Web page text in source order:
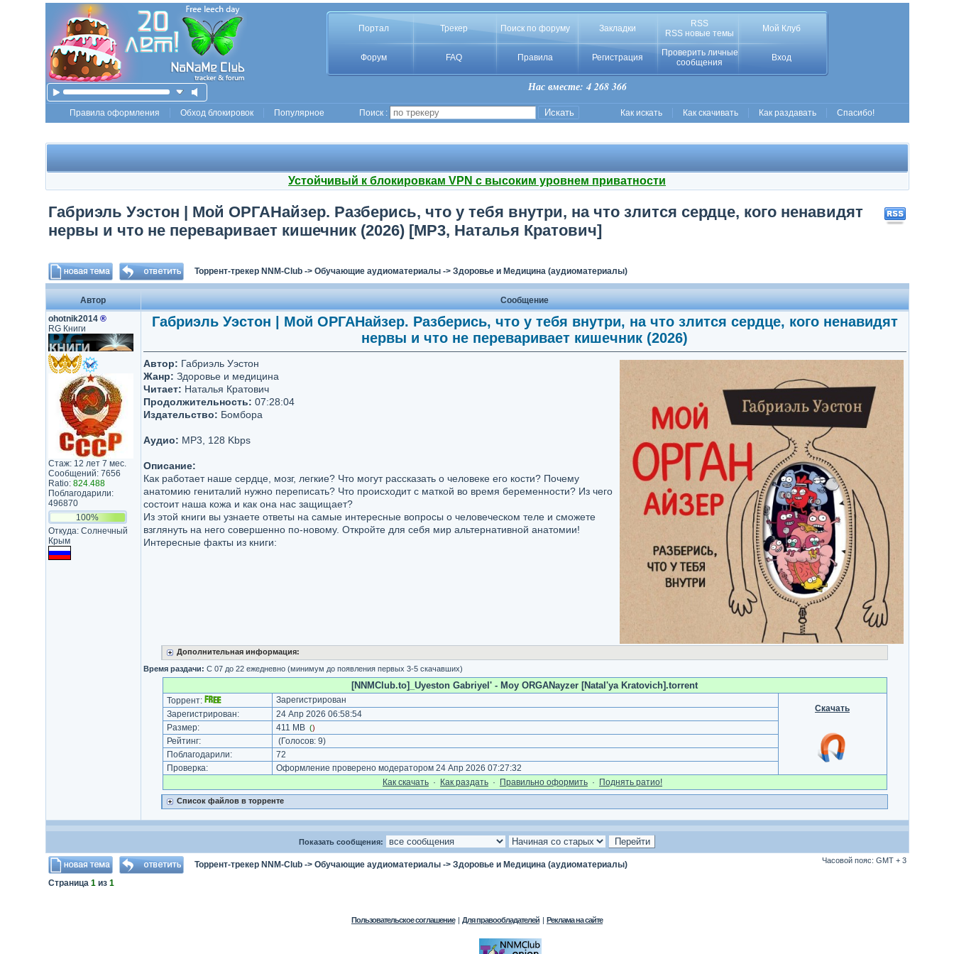
Портал Трекер Поиск по форуму Закладки
RSS
RSS новые темы
Мой Клуб
Форум FAQ Правила Регистрация
Проверить личные
сообщения
Вход
Нас вместе: 4 268 366
Правила оформления Обход блокировок Популярное Поиск : Как искать Как скачивать Как раздавать Спасибо!
Устойчивый к блокировкам VPN с высоким уровнем приватности
Габриэль Уэстон | Мой ОРГАНайзер. Разберись, что у тебя внутри, на что злится сердце, кого ненавидят
нервы и что не переваривает кишечник (2026) [MP3, Наталья Кратович]
Торрент-трекер NNM-Club-> Обучающие аудиоматериалы-> Здоровье и Медицина (аудиоматериалы)
Автор
Сообщение
ohotnik2014 ®
RG Книги
Стаж: 12 лет 7 мес.
Сообщений: 7656
Ratio: 824.488
Поблагодарили:
496870
100%
Откуда: Солнечный
Крым
Габриэль Уэстон | Мой ОРГАНайзер. Разберись, что у тебя внутри, на что злится сердце, кого ненавидят
нервы и что не переваривает кишечник (2026)
Автор: Габриэль Уэстон
Жанр: Здоровье и медицина
Читает: Наталья Кратович
Продолжительность: 07:28:04
Издательство: Бомбора
Аудио: MP3, 128 Kbps
Описание:
Как работает наше сердце, мозг, легкие? Что могут рассказать о человеке его кости? Почему
анатомию гениталий нужно переписать? Что происходит с маткой во время беременности? Из чего
состоит наша кожа и как она нас защищает?
Из этой книги вы узнаете ответы на самые интересные вопросы о человеческом теле и сможете
взглянуть на него совершенно по-новому. Откройте для себя мир альтернативной анатомии!
Интересные факты из книги:
Дополнительная информация:
Время раздачи: С 07 до 22 ежедневно (минимум до появления первых 3-5 скачавших)
[NNMClub.to]_Uyeston Gabriyel' - Moy ORGANayzer [Natal'ya Kratovich].torrent
Торрент:
Зарегистрирован
Скачать
Зарегистрирован:
24 Апр 2026 06:58:54
Размер:
411 MB ()
Рейтинг: (Голосов: 9)
Поблагодарили:
72
Проверка:
Оформление проверено модератором 24 Апр 2026 07:27:32
Как cкачать · Как раздать · Правильно оформить · Поднять ратио!
Список файлов в торренте
Показать сообщения:
Торрент-трекер NNM-Club-> Обучающие аудиоматериалы-> Здоровье и Медицина (аудиоматериалы) Часовой пояс: GMT + 3
Страница 1из 1
Пользовательское соглашение | Для правообладателей | Реклама на сайте